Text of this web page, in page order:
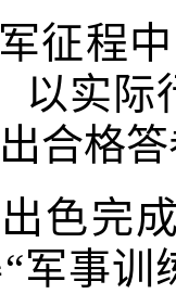
征程
以实际
合格
色完
军事训